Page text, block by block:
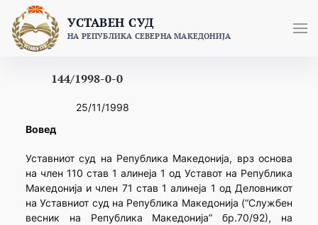
content
УСТАВЕН СУД
НА РЕПУБЛИКА СЕВЕРНА МАКЕДОНИЈА
144/1998-0-0
25/11/1998
Вовед
Уставниот суд на Република Македонија, врз основа
на член 110 став 1 алинеја 1 од Уставот на Република
Македонија и член 71 став 1 алинеја 1 од Деловникот
на Уставниот суд на Република Македонија (“Службен
весник на Република Македонија” бр.70/92), на